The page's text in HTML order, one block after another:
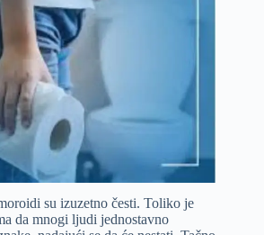
su izuzetno česti. Toliko je
da mnogi ljudi jednostavno